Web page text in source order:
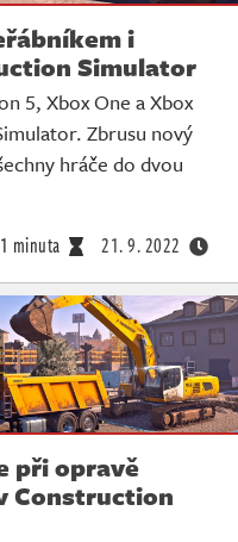
i
Simulator
5, Xbox One a Xbox
Zbrusu nový
hráče do dvou
1 minuta 21. 9. 2022
při opravě
Construction